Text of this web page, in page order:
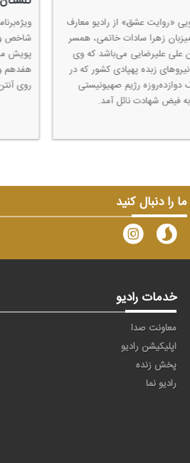
برنامه «روایت عشق» از رادیو معارف، این
هفته میهمان خانم یعقوبی، مادر شهید مدافع
حرم مهدی صابری از شهدای افغانستان بود؛
مادری كه با صبر و ایمان مثال‌زدنی، فرزندش
را با رضایت قلبی راهی میدان دفاع از حرم
كرد و امروز خاطراتی سرشار از عشق، عبادت و
ما را دنبال کنید
خدمات رادیو
معاونت صدا
اپلیکیشن رادیو
پخش زنده
رادیو نما